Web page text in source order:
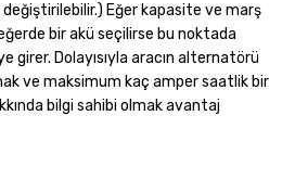
Eğer kapasite ve marş
bir akü seçilirse bu noktada
girer. Dolayısıyla aracın alternatörü
ve maksimum kaç amper saatlik bir
bilgi sahibi olmak avantaj